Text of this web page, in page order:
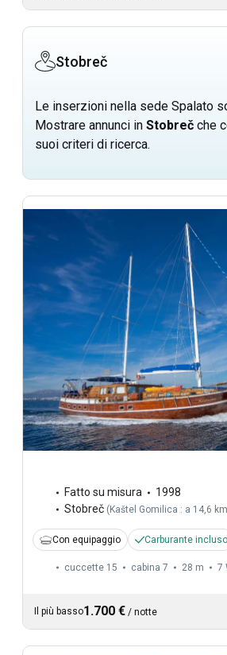
Stobreč
Le inserzioni nella sede Spalato
Mostrare annunci in Stobreč che
suoi criteri di ricerca.
Fatto su misura
1998
Stobreč ( Kaštel Gomilica : a 14,6 km
Con equipaggio Carburante incluso
cuccette 15 cabina 7 28 m 7
Il più basso1.700 € / notte